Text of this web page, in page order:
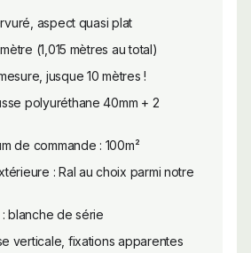
aspect quasi plat
(1,015 mètres au total)
jusque 10 mètres !
polyuréthane 40mm + 2
de commande : 100m²
: Ral au choix parmi notre
blanche de série
verticale, fixations apparentes